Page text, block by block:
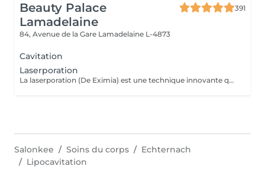
Beauty Palace
Lamadelaine
391
84, Avenue de la Gare Lamadelaine L-4873
Cavitation
Laserporation
La laserporation (De Eximia) est une technique innovante qui utilise un laser pour créer des micro-perforations dans la peau, permettant une pénétration optimale des actifs cosmétiques sans endommager la graisse sous-jacente. Ce traitement est conçu pour être confortable et indolore, favorisant l'hydratation et la régénération de la peau tout en stimulant le renouvellement cellulaire. Les sérums et nutriments pénètrent ainsi plus efficacement, contribuant à une peau plus lumineuse, plus ferme et visiblement rajeunie, sans inconfort ni douleur.
Salonkee Soins du corps
Echternach
Lipocavitation